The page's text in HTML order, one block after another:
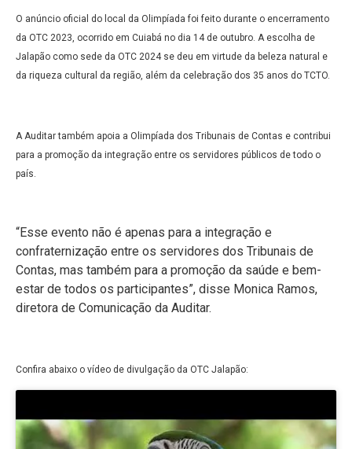
O anúncio oficial do local da Olimpíada foi feito durante o encerramento
da OTC 2023, ocorrido em Cuiabá no dia 14 de outubro. A escolha de
Jalapão como sede da OTC 2024 se deu em virtude da beleza natural e
da riqueza cultural da região, além da celebração dos 35 anos do TCTO.
A Auditar também apoia a Olimpíada dos Tribunais de Contas e contribui
para a promoção da integração entre os servidores públicos de todo o
país.
“Esse evento não é apenas para a integração e
confraternização entre os servidores dos Tribunais de
Contas, mas também para a promoção da saúde e bem-
estar de todos os participantes”, disse Monica Ramos,
diretora de Comunicação da Auditar.
Confira abaixo o vídeo de divulgação da OTC Jalapão: